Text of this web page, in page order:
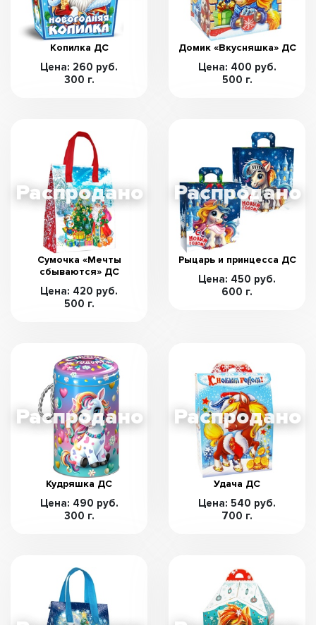
Копилка ДС
Цена: 260 руб.
300 г.
Домик «Вкусняшка» ДС
Цена: 400 руб.
500 г.
Сумочка «Мечты
сбываются» ДС
Цена: 420 руб.
500 г.
Рыцарь и принцесса ДС
Цена: 450 руб.
600 г.
Кудряшка ДС
Цена: 490 руб.
300 г.
Удача ДС
Цена: 540 руб.
700 г.